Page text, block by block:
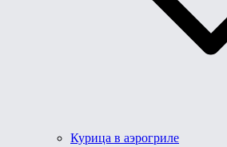
Курица в аэрогриле